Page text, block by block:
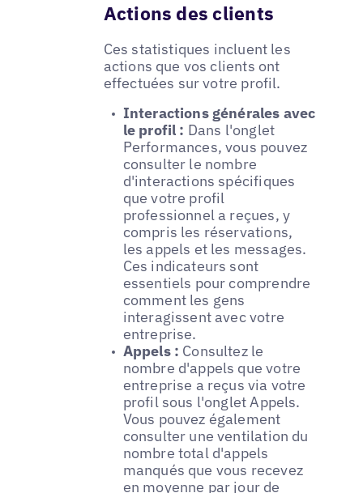
Actions des clients
Ces statistiques incluent les
actions que vos clients ont
effectuées sur votre profil.
Interactions générales avec
le profil : Dans l'onglet
Performances, vous pouvez
consulter le nombre
d'interactions spécifiques
que votre profil
professionnel a reçues, y
compris les réservations,
les appels et les messages.
Ces indicateurs sont
essentiels pour comprendre
comment les gens
interagissent avec votre
entreprise.
Appels : Consultez le
nombre d'appels que votre
entreprise a reçus via votre
profil sous l'onglet Appels.
Vous pouvez également
consulter une ventilation du
nombre total d'appels
manqués que vous recevez
en moyenne par jour de